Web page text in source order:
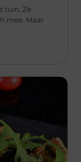
tuin. Ze
mee. Maar